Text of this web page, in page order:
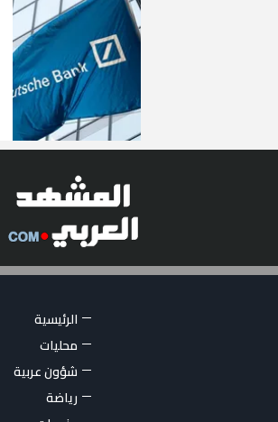
الرئيسية
محليات
شؤون عربية
رياضة